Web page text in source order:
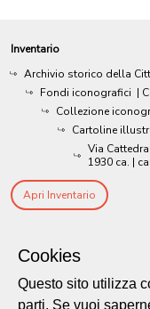
Inventario
Archivio storico della
Fondi iconografici |
Collezione
Cartoline
Via
1930 ca. |
Apri Inventario
Cookies
Questo sito utilizza
parti. Se vuoi